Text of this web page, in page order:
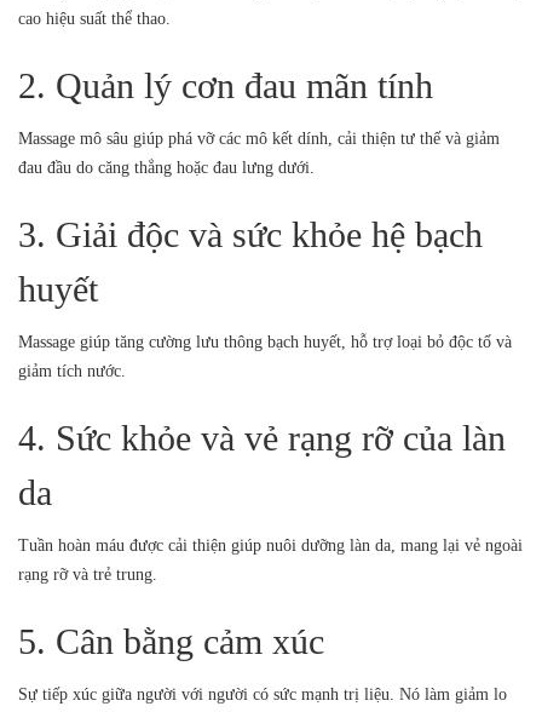
cao hiệu suất thể thao.
2. Quản lý cơn đau mãn tính
Massage mô sâu giúp phá vỡ các mô kết dính, cải thiện tư thế và giảm
đau đầu do căng thẳng hoặc đau lưng dưới.
3. Giải độc và sức khỏe hệ bạch
huyết
Massage giúp tăng cường lưu thông bạch huyết, hỗ trợ loại bỏ độc tố và
giảm tích nước.
4. Sức khỏe và vẻ rạng rỡ của làn
da
Tuần hoàn máu được cải thiện giúp nuôi dưỡng làn da, mang lại vẻ ngoài
rạng rỡ và trẻ trung.
5. Cân bằng cảm xúc
Sự tiếp xúc giữa người với người có sức mạnh trị liệu. Nó làm giảm lo